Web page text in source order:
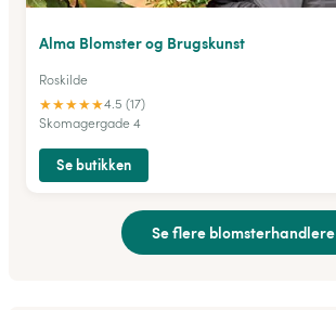
Alma Blomster og Brugskunst
Roskilde
★★★★★4.5 (17)
Skomagergade 4
Se butikken
Se flere blomsterhandlere